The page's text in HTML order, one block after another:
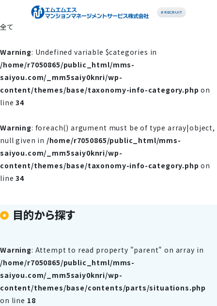
# RECRUIT
全て
Warning: Undefined variable $categories in
/home/r7050865/public_html/mms-
saiyou.com/_mm5saiy0knri/wp-
content/themes/base/taxonomy-info-category.php on
line34
Warning: foreach() argument must be of type array|object,
null given in /home/r7050865/public_html/mms-
saiyou.com/_mm5saiy0knri/wp-
content/themes/base/taxonomy-info-category.php on
line34
目的から探す
Warning: Attempt to read property "parent" on array in
/home/r7050865/public_html/mms-
saiyou.com/_mm5saiy0knri/wp-
content/themes/base/contents/parts/situations.php
on line 18